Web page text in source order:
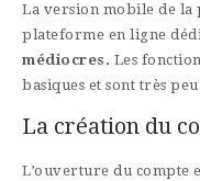
La version mobile de la
plateforme en ligne
médiocres. Les
basiques et sont très
La création du
L’ouverture du compte